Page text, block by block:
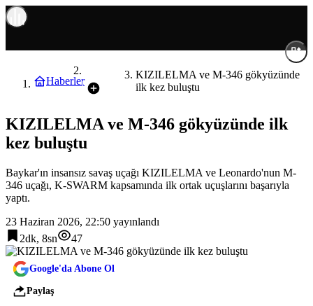
Haberler
Türkiye
KIZILELMA ve M-346 gökyüzünde
ilk kez buluştu
KIZILELMA ve M-346 gökyüzünde ilk
kez buluştu
Baykar'ın insansız savaş uçağı KIZILELMA ve Leonardo'nun M-
346 uçağı, K-SWARM kapsamında ilk ortak uçuşlarını başarıyla
yaptı.
23 Haziran 2026, 22:50 yayınlandı
2dk, 8sn
47
Google'da Abone Ol
Paylaş